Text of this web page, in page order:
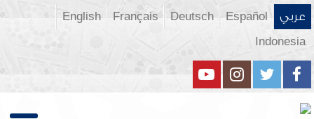
عربي Español
Deutsch
Français
English
Indonesia